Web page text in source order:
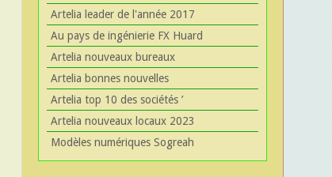
Artelia leader de l'année 2017
Au pays de ingénierie FX Huard
Artelia nouveaux bureaux
Artelia bonnes nouvelles
Artelia top 10 des sociétés ’
Artelia nouveaux locaux 2023
Modèles numériques Sogreah